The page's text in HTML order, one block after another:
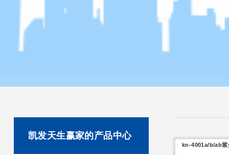
凯发天生赢家的产品中心
kn-4001a/b/ab紫